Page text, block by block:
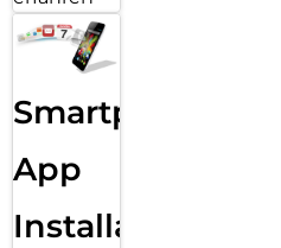
Smartphone
App
Installation